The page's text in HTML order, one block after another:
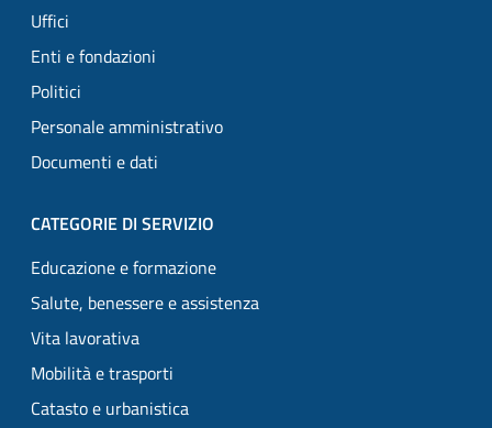
Uffici
Enti e fondazioni
Politici
Personale amministrativo
Documenti e dati
CATEGORIE DI SERVIZIO
Educazione e formazione
Salute, benessere e assistenza
Vita lavorativa
Mobilità e trasporti
Catasto e urbanistica